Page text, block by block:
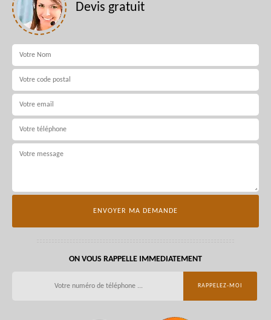
Devis gratuit
ON VOUS RAPPELLE IMMEDIATEMENT